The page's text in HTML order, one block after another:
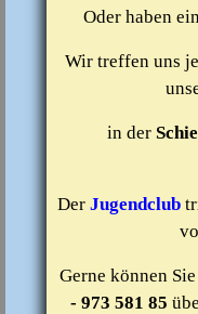
Oder haben
Wir treffen uns
in der
Der Jugendclub
Gerne können
- 973 581 85